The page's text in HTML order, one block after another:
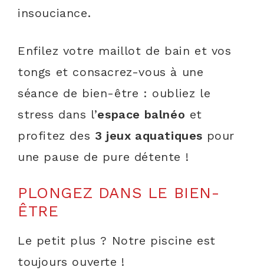
insouciance.
Enfilez votre maillot de bain et vos
tongs et consacrez-vous à une
séance de bien-être : oubliez le
stress dans l’espace balnéo et
profitez des 3 jeux aquatiques pour
une pause de pure détente !
PLONGEZ DANS LE BIEN-
ÊTRE
Le petit plus ? Notre piscine est
toujours ouverte !